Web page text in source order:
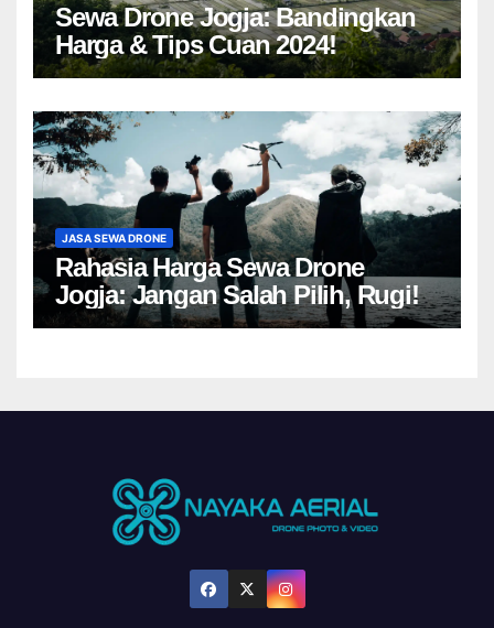
Sewa Drone Jogja: Bandingkan
Harga & Tips Cuan 2024!
JASA SEWA DRONE
Rahasia Harga Sewa Drone
Jogja: Jangan Salah Pilih, Rugi!